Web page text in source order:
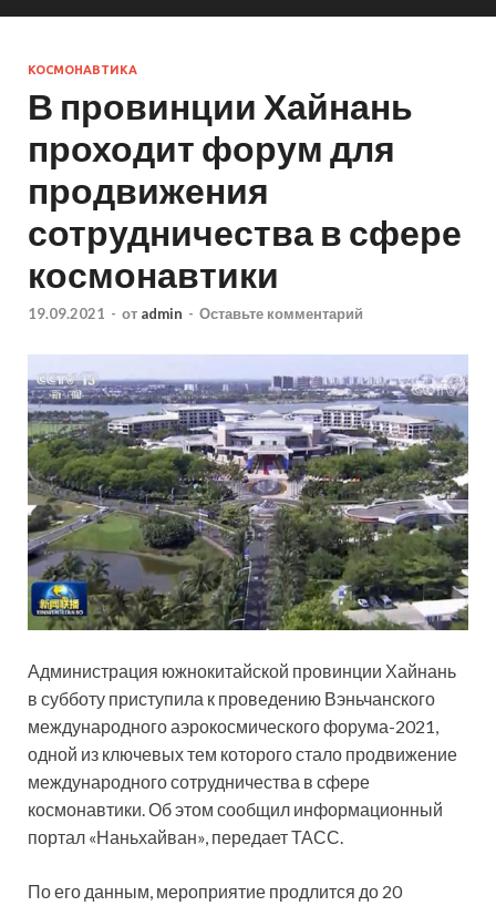
КОСМОНАВТИКА
В провинции Хайнань
проходит форум для
продвижения
сотрудничества в сфере
космонавтики
19.09.2021 - от admin - Оставьте комментарий
Администрация южнокитайской провинции Хайнань
в субботу приступила к проведению Вэньчанского
международного аэрокосмического форума-2021,
одной из ключевых тем которого стало продвижение
международного сотрудничества в сфере
космонавтики. Об этом сообщил информационный
портал «Наньхайван», передает ТАСС.
По его данным, мероприятие продлится до 20